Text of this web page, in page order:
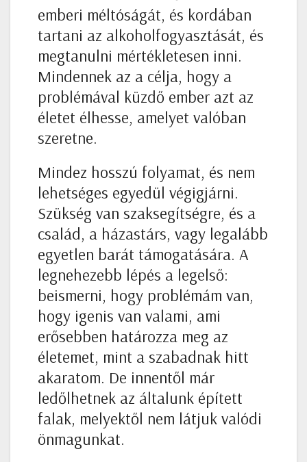
emberi méltóságát, és kordában
tartani az alkoholfogyasztását, és
megtanulni mértékletesen inni.
Mindennek az a célja, hogy a
problémával küzdő ember azt az
életet élhesse, amelyet valóban
szeretne.
Mindez hosszú folyamat, és nem
lehetséges egyedül végigjárni.
Szükség van szaksegítségre, és a
család, a házastárs, vagy legalább
egyetlen barát támogatására. A
legnehezebb lépés a legelső:
beismerni, hogy problémám van,
hogy igenis van valami, ami
erősebben határozza meg az
életemet, mint a szabadnak hitt
akaratom. De innentől már
ledőlhetnek az általunk épített
falak, melyektől nem látjuk valódi
önmagunkat.